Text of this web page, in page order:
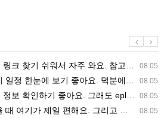
08.05
와요. 참고로 무료스포츠중계 정보 확인할 때 출처 꼭 체크해요.…
08.05
아요. 덕분에 epl중계 볼 때 공식 중계 채널 먼저 찾아봐요. …
08.05
. 그래도 epl중계 볼 때 공식 중계 채널 먼저 찾아봐요. 북마크…
08.05
그리고 무료스포츠중계 정보 확인할 때 출처 꼭 체크해요. 앞…